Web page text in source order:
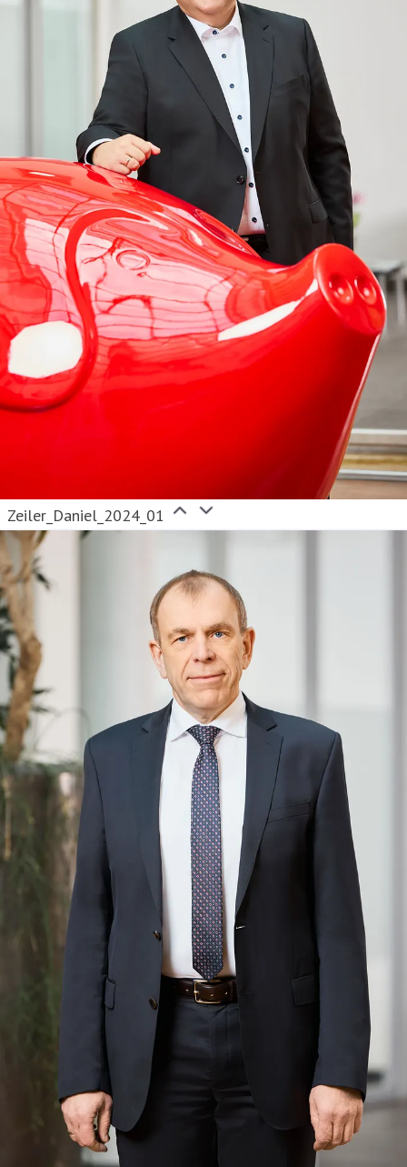
Zeiler_Daniel_2024_01